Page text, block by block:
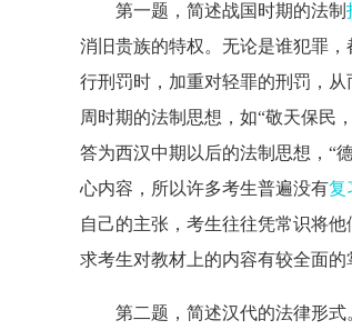
第一题，简述战国时期的法制
消旧贵族的特权。无论是谁犯罪
行刑罚时，加重对轻罪的刑罚，
周时期的法制思想，如“敬天保民
答为西汉中期以后的法制思想，“
心内容，所以许多考生普遍没有复
自己的主张，考生往往凭常识将
求考生对教材上的内容有较全面的
第二题，简述汉代的法律形式